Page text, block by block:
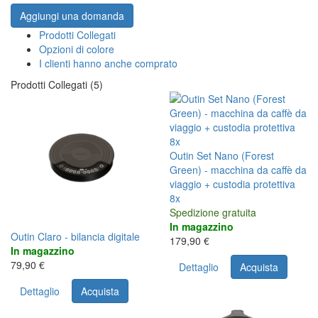
Aggiungi una domanda
Prodotti Collegati
Opzioni di colore
I clienti hanno anche comprato
Prodotti Collegati (5)
Outin Claro - bilancia digitale
In magazzino
79,90 €
Dettaglio
Acquista
8x
Outin Set Nano (Forest
Green) - macchina da caffè da
viaggio + custodia protettiva
8x
Spedizione gratuita
In magazzino
179,90 €
Dettaglio
Acquista